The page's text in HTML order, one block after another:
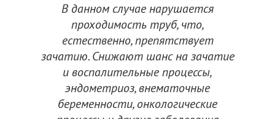
В данном случае нарушается
проходимость труб, что,
естественно, препятствует
зачатию. Снижают шанс на зачатие
и воспалительные процессы,
эндометриоз, внематочные
беременности, онкологические